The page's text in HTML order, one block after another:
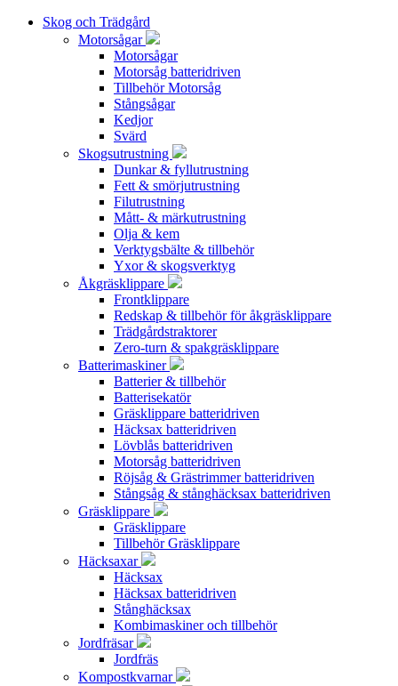
Skog och Trädgård
Motorsågar
Motorsågar
Motorsåg batteridriven
Tillbehör Motorsåg
Stångsågar
Kedjor
Svärd
Skogsutrustning
Dunkar & fyllutrustning
Fett & smörjutrustning
Filutrustning
Mått- & märkutrustning
Olja & kem
Verktygsbälte & tillbehör
Yxor & skogsverktyg
Åkgräsklippare
Frontklippare
Redskap & tillbehör för åkgräsklippare
Trädgårdstraktorer
Zero-turn & spakgräsklippare
Batterimaskiner
Batterier & tillbehör
Batterisekatör
Gräsklippare batteridriven
Häcksax batteridriven
Lövblås batteridriven
Motorsåg batteridriven
Röjsåg & Grästrimmer batteridriven
Stångsåg & stånghäcksax batteridriven
Gräsklippare
Gräsklippare
Tillbehör Gräsklippare
Häcksaxar
Häcksax
Häcksax batteridriven
Stånghäcksax
Kombimaskiner och tillbehör
Jordfräsar
Jordfräs
Kompostkvarnar